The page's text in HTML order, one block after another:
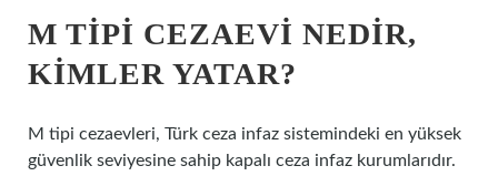
M TIPI CEZAEVI NEDIR,
KIMLER YATAR?
M tipi cezaevleri, Türk ceza infaz sistemindeki en yüksek
güvenlik seviyesine sahip kapalı ceza infaz kurumlarıdır.